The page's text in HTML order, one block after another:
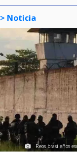
> Noticia
Reos brasileños